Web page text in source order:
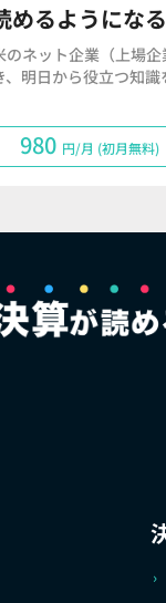
めるようにな
ネット企業（上場企
、明日から役立つ知識
980 円/月 (初月無料)